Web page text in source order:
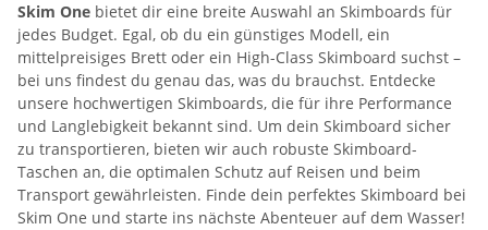
Skim One bietet dir eine breite Auswahl an Skimboards für
jedes Budget. Egal, ob du ein günstiges Modell, ein
mittelpreisiges Brett oder ein High-Class Skimboard suchst –
bei uns findest du genau das, was du brauchst. Entdecke
unsere hochwertigen Skimboards, die für ihre Performance
und Langlebigkeit bekannt sind. Um dein Skimboard sicher
zu transportieren, bieten wir auch robuste Skimboard-
Taschen an, die optimalen Schutz auf Reisen und beim
Transport gewährleisten. Finde dein perfektes Skimboard bei
Skim One und starte ins nächste Abenteuer auf dem Wasser!